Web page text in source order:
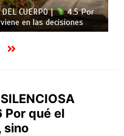
DEL CUERPO |
4.4 Por
todo
Por qué el
sino